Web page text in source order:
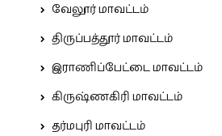
வேலூர் மாவட்டம்
திருப்பத்தூர் மாவட்டம்
இராணிப்பேட்டை மாவட்டம்
கிருஷ்ணகிரி மாவட்டம்
தர்மபுரி மாவட்டம்